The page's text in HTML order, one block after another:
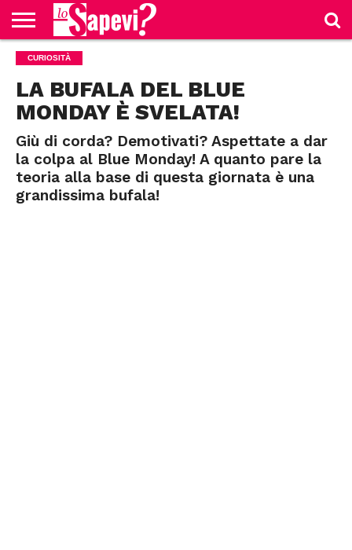
CURIOSITÀ
BENESSERE
GOSSIP
PRODOTTI
NEWS
CASA E
CURIOSITÀ
LA BUFALA DEL BLUE
MONDAY È SVELATA!
Giù di corda? Demotivati? Aspettate a dar
la colpa al Blue Monday! A quanto pare la
teoria alla base di questa giornata è una
grandissima bufala!